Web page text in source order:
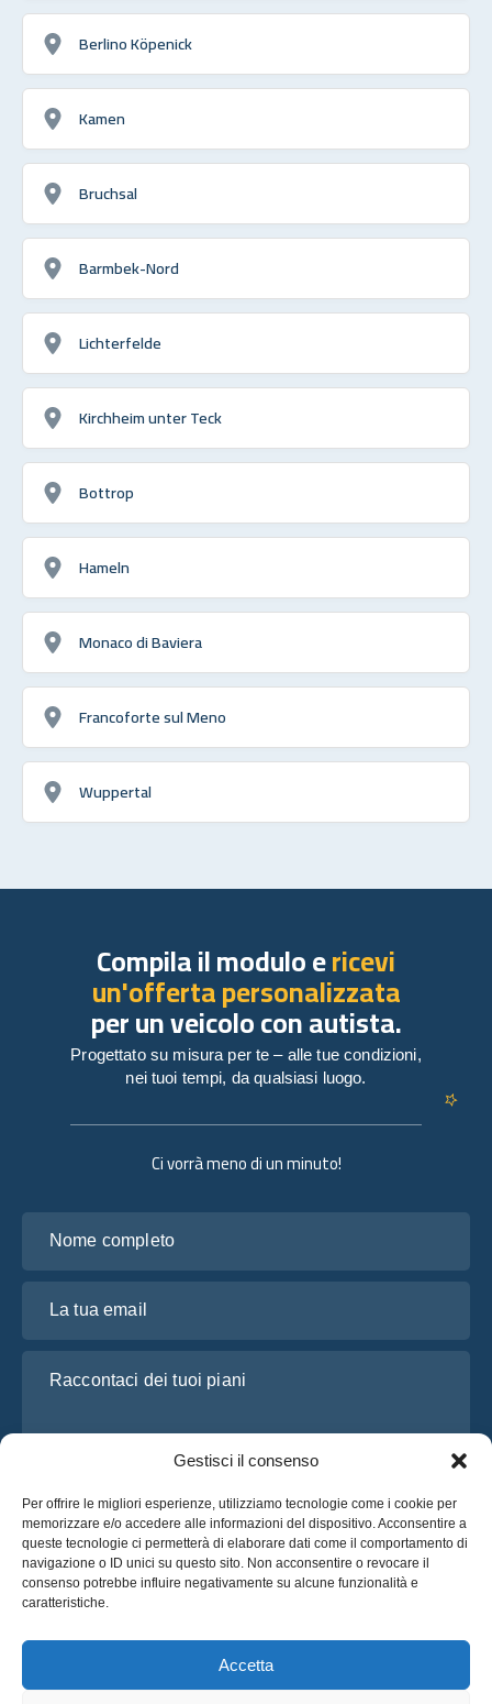
Gestisci il consenso
Per offrire le migliori esperienze, utilizziamo tecnologie come i cookie per
memorizzare e/o accedere alle informazioni del dispositivo. Acconsentire a
queste tecnologie ci permetterà di elaborare dati come il comportamento di
navigazione o ID unici su questo sito. Non acconsentire o revocare il
consenso potrebbe influire negativamente su alcune funzionalità e
caratteristiche.
Accetta
Berlino Köpenick
Kamen
Bruchsal
Barmbek-Nord
Lichterfelde
Kirchheim unter Teck
Bottrop
Hameln
Monaco di Baviera
Francoforte sul Meno
Wuppertal
Ci vorrà meno di un minuto!
Ho letto e accetto l’Informativa sulla privacydi OsaBus
Richiedi un preventivo
Richiedi un preventivo
Compila il modulo ericevi
un'offerta personalizzata
per un veicolo con autista.
Progettato su misura per te – alle tue condizioni,
nei tuoi tempi, da qualsiasi luogo.